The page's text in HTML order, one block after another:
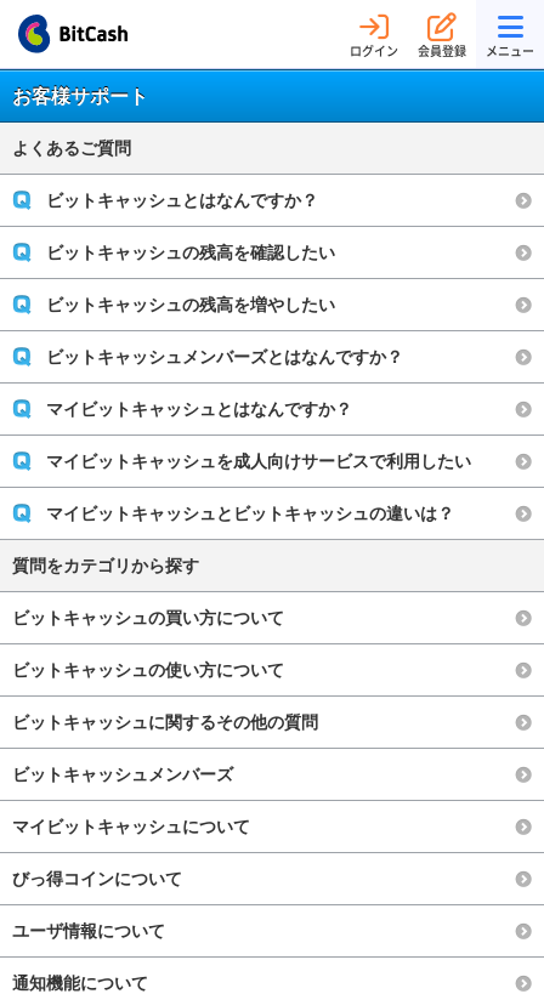
ログイン 会員登録 メニュー
お客様サポート
よくあるご質問
ビットキャッシュとはなんですか？
ビットキャッシュの残高を確認したい
ビットキャッシュの残高を増やしたい
ビットキャッシュメンバーズとはなんですか？
マイビットキャッシュとはなんですか？
マイビットキャッシュを成人向けサービスで利用したい
マイビットキャッシュとビットキャッシュの違いは？
質問をカテゴリから探す
ビットキャッシュの買い方について
ビットキャッシュの使い方について
ビットキャッシュに関するその他の質問
ビットキャッシュメンバーズ
マイビットキャッシュについて
びっ得コインについて
ユーザ情報について
通知機能について